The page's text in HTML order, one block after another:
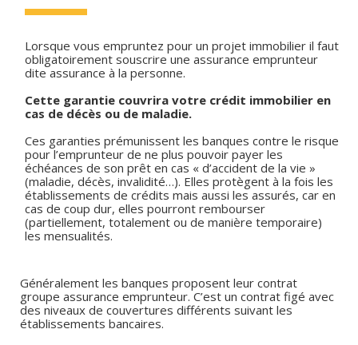
Lorsque vous empruntez pour un projet immobilier il faut
obligatoirement souscrire une assurance emprunteur
dite assurance à la personne.
Cette garantie couvrira votre crédit immobilier en
cas de décès ou de maladie.
Ces garanties prémunissent les banques contre le risque
pour l’emprunteur de ne plus pouvoir payer les
échéances de son prêt en cas « d’accident de la vie »
(maladie, décès, invalidité…). Elles protègent à la fois les
établissements de crédits mais aussi les assurés, car en
cas de coup dur, elles pourront rembourser
(partiellement, totalement ou de manière temporaire)
les mensualités.
Généralement les banques proposent leur contrat
groupe assurance emprunteur. C’est un contrat figé avec
des niveaux de couvertures différents suivant les
établissements bancaires.